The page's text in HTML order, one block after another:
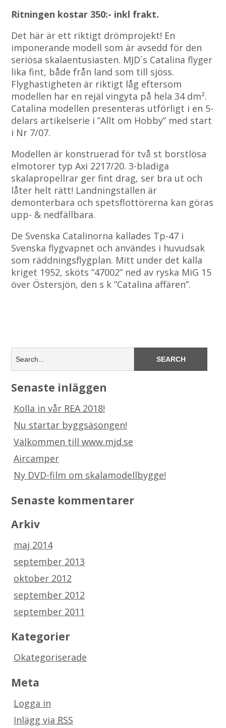
Ritningen kostar 350:- inkl frakt.
Det här är ett riktigt drömprojekt! En
imponerande modell som är avsedd för den
seriösa skalaentusiasten. MJD´s Catalina flyger
lika fint, både från land som till sjöss.
Flyghastigheten är riktigt låg eftersom
modellen har en rejäl vingyta på hela 34 dm².
Catalina modellen presenteras utförligt i en 5-
delars artikelserie i ”Allt om Hobby” med start
i Nr 7/07.
Modellen är konstruerad för två st borstlösa
elmotorer typ Axi 2217/20. 3-bladiga
skalapropellrar ger fint drag, ser bra ut och
låter helt rätt! Landningställen är
demonterbara och spetsflottörerna kan göras
upp- & nedfällbara.
De Svenska Catalinorna kallades Tp-47 i
Svenska flygvapnet och användes i huvudsak
som räddningsflygplan. Mitt under det kalla
kriget 1952, sköts ”47002” ned av ryska MiG 15
över Östersjön, den s k ”Catalina affären”.
Senaste inläggen
Kolla in vår REA 2018!
Nu startar byggsäsongen!
Välkommen till www.mjd.se
Aircamper
Ny DVD-film om skalamodellbygge!
Senaste kommentarer
Arkiv
maj 2014
september 2013
oktober 2012
september 2012
september 2011
Kategorier
Okategoriserade
Meta
Logga in
Inlägg via RSS